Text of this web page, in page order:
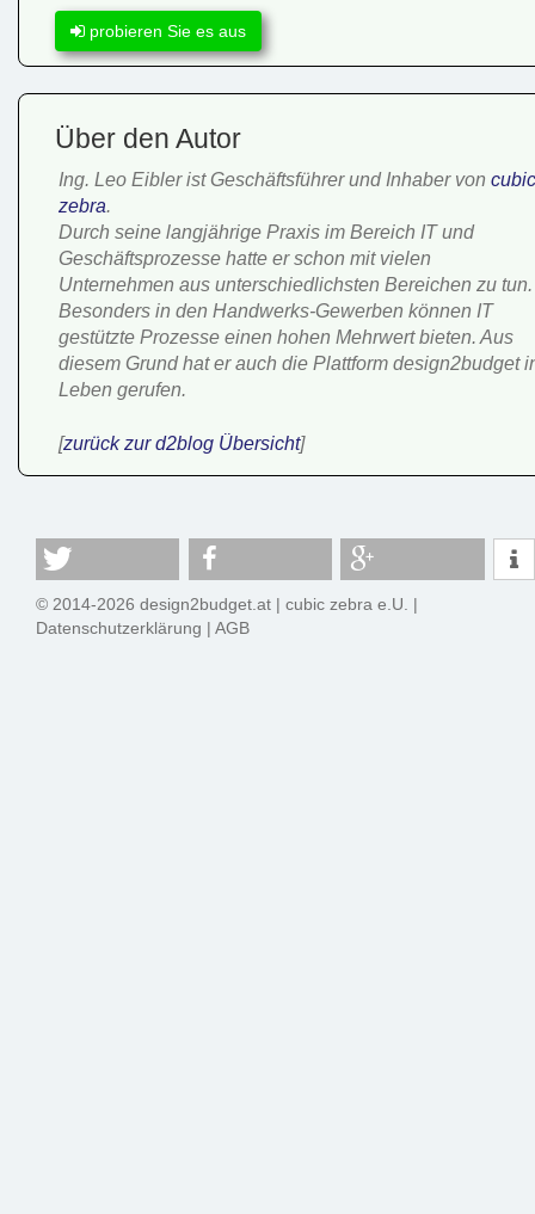
probieren Sie es aus
Über den Autor
Ing. Leo Eibler ist Geschäftsführer und Inhaber von cubic
zebra.
Durch seine langjährige Praxis im Bereich IT und
Geschäftsprozesse hatte er schon mit vielen
Unternehmen aus unterschiedlichsten Bereichen zu tun.
Besonders in den Handwerks-Gewerben können IT
gestützte Prozesse einen hohen Mehrwert bieten. Aus
diesem Grund hat er auch die Plattform design2budget
Leben gerufen.
[zurück zur d2blog Übersicht]
© 2014-2026 design2budget.at |cubic zebra e.U.
|
Datenschutzerklärung |AGB